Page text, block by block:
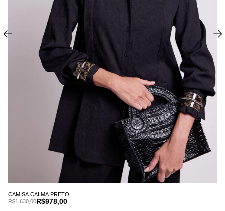
CAMISA CALMA PRETO
R$978,00
R$1.630,00